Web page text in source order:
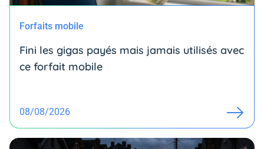
Forfaits mobile
Fini les gigas payés mais jamais utilisés avec
ce forfait mobile
08/08/2026